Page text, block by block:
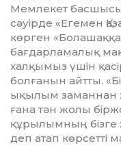
Мемлекет
сәуірде «Егемен
көрген
бағдарламалық
халқымыз үшін
болғанын айтты.
ықылым заманнан
ғана тән жолы
құры­лым­ның бізге
деп атап көрсетті